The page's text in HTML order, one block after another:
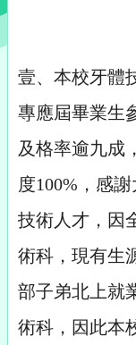
壹、本校牙體
專應屆畢業生
及格率逾九成
度100%，感
技術人才，因
術科，現有生
部子弟北上就
術科，因此本